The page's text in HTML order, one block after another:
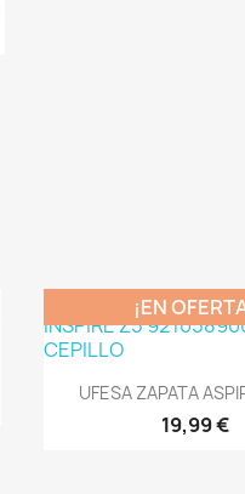
Vista
UFESA ZAPATA
19,99 €
¡EN